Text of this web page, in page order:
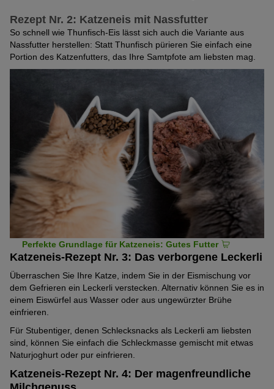
Rezept Nr. 2: Katzeneis mit Nassfutter
So schnell wie Thunfisch-Eis lässt sich auch die Variante aus
Nassfutter herstellen: Statt Thunfisch pürieren Sie einfach eine
Portion des Katzenfutters, das Ihre Samtpfote am liebsten mag.
Perfekte Grundlage für Katzeneis: Gutes Futter
Katzeneis-Rezept Nr. 3: Das verborgene Leckerli
Überraschen Sie Ihre Katze, indem Sie in der Eismischung vor
dem Gefrieren ein Leckerli verstecken. Alternativ können Sie es in
einem Eiswürfel aus Wasser oder aus ungewürzter Brühe
einfrieren.
Für Stubentiger, denen Schlecksnacks als Leckerli am liebsten
sind, können Sie einfach die Schleckmasse gemischt mit etwas
Naturjoghurt oder pur einfrieren.
Katzeneis-Rezept Nr. 4: Der magenfreundliche